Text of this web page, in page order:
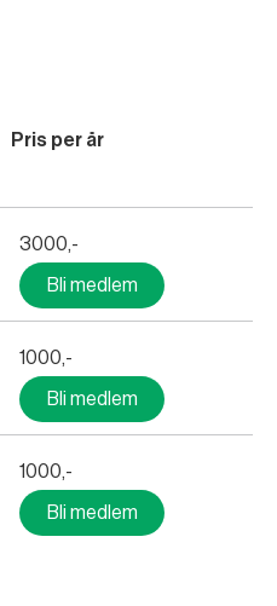
Pris per år
3000,-
Bli medlem
1000,-
Bli medlem
1000,-
Bli medlem